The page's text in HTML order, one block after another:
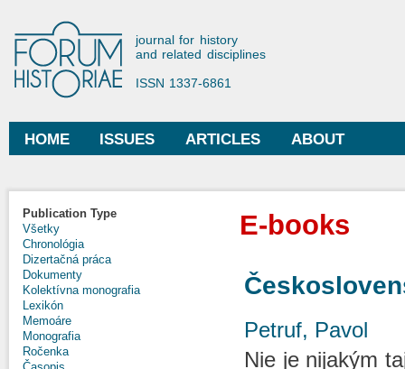
Forum Historiae
journal for history
and related disciplines
ISSN 1337-6861
Main menu
HOME ISSUES ARTICLES ABOUT
Publication Type
Všetky
Chronológia
Dizertačná práca
Dokumenty
Kolektívna monografia
Lexikón
Memoáre
Monografia
Ročenka
E-books
Petruf, Pavol
Nie je nijakým